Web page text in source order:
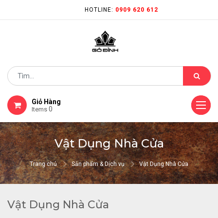
HOTLINE: 0909 620 612
Giỏ Hàng
Items 0
Vật Dụng Nhà Cửa
Trang chủ Sản phẩm & Dịch vụ Vật Dụng Nhà Cửa
Vật Dụng Nhà Cửa